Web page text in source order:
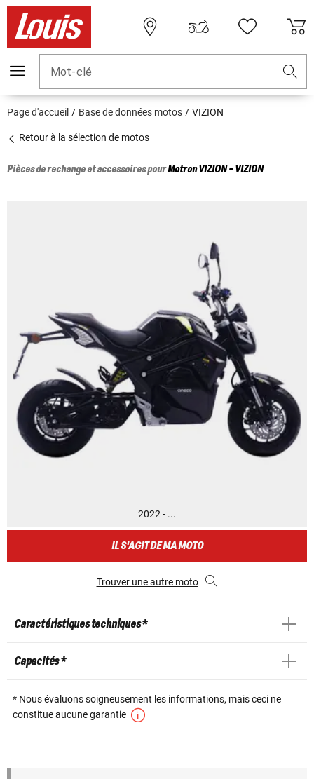
Mot-clé
Page d'accueil Base de données motos VIZION
Retour à la sélection de motos
Pièces de rechange et accessoires pourMotronVIZION - VIZION
2022 - ...
IL S'AGIT DE MA MOTO
Trouver une autre moto
Caractéristiques techniques *
Capacités *
* Nous évaluons soigneusement les informations, mais ceci ne
constitue aucune garantie